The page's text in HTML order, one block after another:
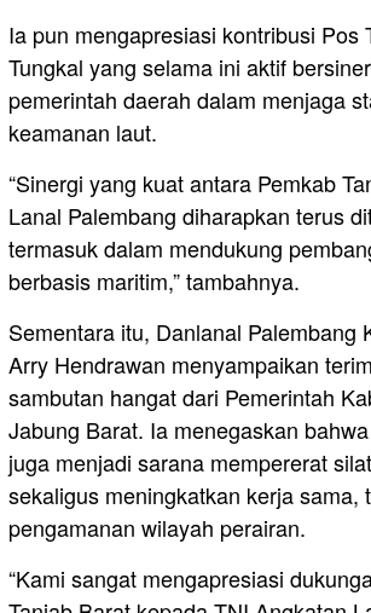
Ia pun mengapresiasi kontribusi Pos
Tungkal yang selama ini aktif
pemerintah daerah dalam menjaga
keamanan laut.
“Sinergi yang kuat antara Pemkab
Lanal Palembang diharapkan terus
termasuk dalam mendukung
berbasis maritim,” tambahnya.
Sementara itu, Danlanal Palembang
Arry Hendrawan menyampaikan
sambutan hangat dari Pemerintah
Jabung Barat. Ia menegaskan
juga menjadi sarana mempererat
sekaligus meningkatkan kerja sama,
pengamanan wilayah perairan.
“Kami sangat mengapresiasi